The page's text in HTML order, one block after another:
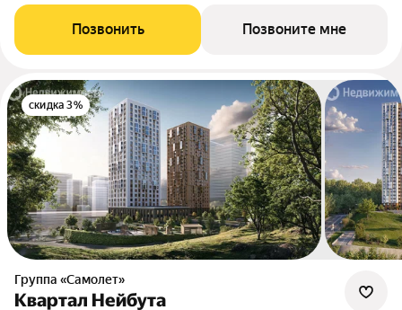
Позвонить Позвоните мне
скидка 3%
Группа «Самолет»
Квартал Нейбута